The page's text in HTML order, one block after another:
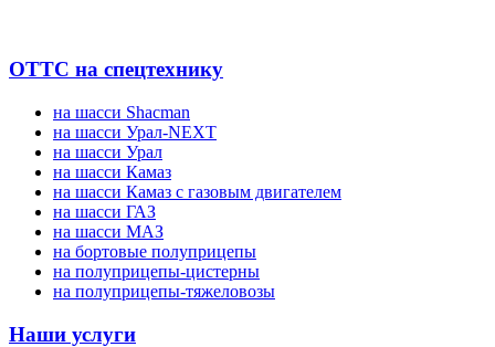
ОТТС на спецтехнику
на шасси Shacman
на шасси Урал-NEXT
на шасси Урал
на шасси Камаз
на шасси Камаз с газовым двигателем
на шасси ГАЗ
на шасси МАЗ
на бортовые полуприцепы
на полуприцепы-цистерны
на полуприцепы-тяжеловозы
Наши услуги